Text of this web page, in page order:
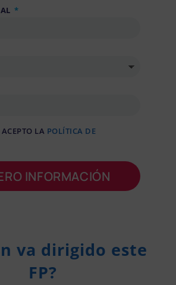
LA POLÍTICA DE
INFORMACIÓN
va dirigido este
FP?